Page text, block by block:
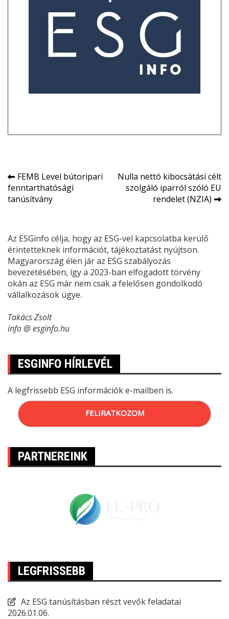
Bejegyzés
navigáció
FEMB Level bútoripari
fenntarthatósági
tanúsítvány
Nulla nettó kibocsátási célt
szolgáló iparról szóló EU
rendelet (NZIA)
Az ESGinfo célja, hogy az ESG-vel kapcsolatba kerülő
érintetteknek információt, tájékoztatást nyújtson.
Magyarország élen jár az ESG szabályozás
bevezetésében, így a 2023-ban elfogadott törvény
okán az ESG már nem csak a felelősen gondolkodó
vállalkozások ügye.
Takács Zsolt
info @ esginfo.hu
ESGINFO HÍRLEVÉL
A legfrissebb ESG információk e-mailben is.
FELIRATKOZOM
PARTNEREINK
LEGFRISSEBB
Az ESG tanúsításban részt vevők feladatai
2026.01.06.